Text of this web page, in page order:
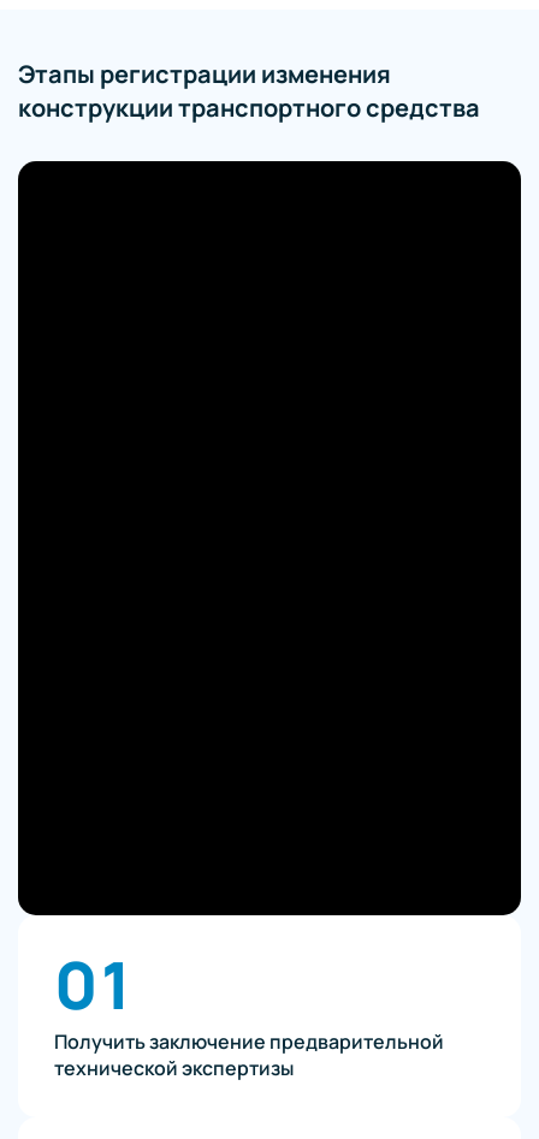
Этапы регистрации изменения
конструкции транспортного средства
01
Получить заключение предварительной
технической экспертизы